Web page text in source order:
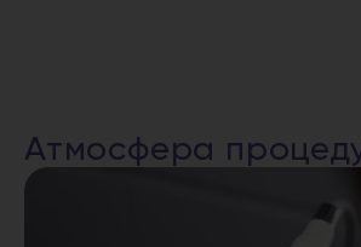
Атмосфера